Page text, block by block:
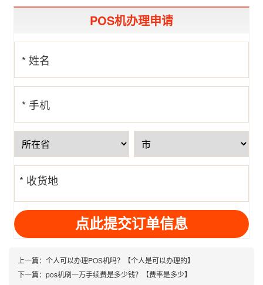
POS机办理申请
* 姓名
* 手机
号
* 收货地
址
上一篇： 个人可以办理POS机吗？【个人是可以办理的】
下一篇： pos机刷一万手续费是多少钱？【费率是多少】